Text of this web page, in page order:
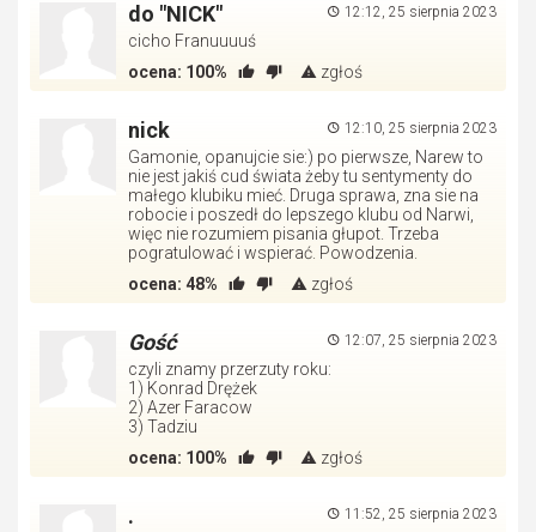
12:12, 25 sierpnia 2023
do "NICK"
cicho Franuuuuś
ocena: 100% zgłoś
12:10, 25 sierpnia 2023
nick
Gamonie, opanujcie sie:) po pierwsze, Narew to
nie jest jakiś cud świata żeby tu sentymenty do
małego klubiku mieć. Druga sprawa, zna sie na
robocie i poszedł do lepszego klubu od Narwi,
więc nie rozumiem pisania głupot. Trzeba
pogratulować i wspierać. Powodzenia.
ocena: 48% zgłoś
12:07, 25 sierpnia 2023
Gość
czyli znamy przerzuty roku:
1) Konrad Drężek
2) Azer Faracow
3) Tadziu
ocena: 100% zgłoś
11:52, 25 sierpnia 2023
.